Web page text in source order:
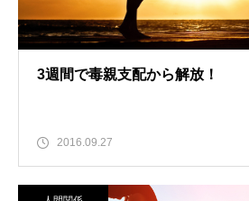
3週間で毒親支配から解放！
2016.09.27